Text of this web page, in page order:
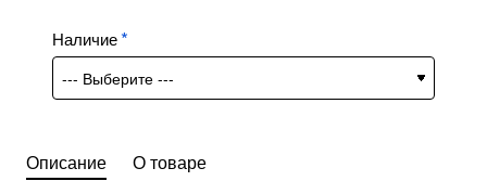
Наличие
Описание О товаре